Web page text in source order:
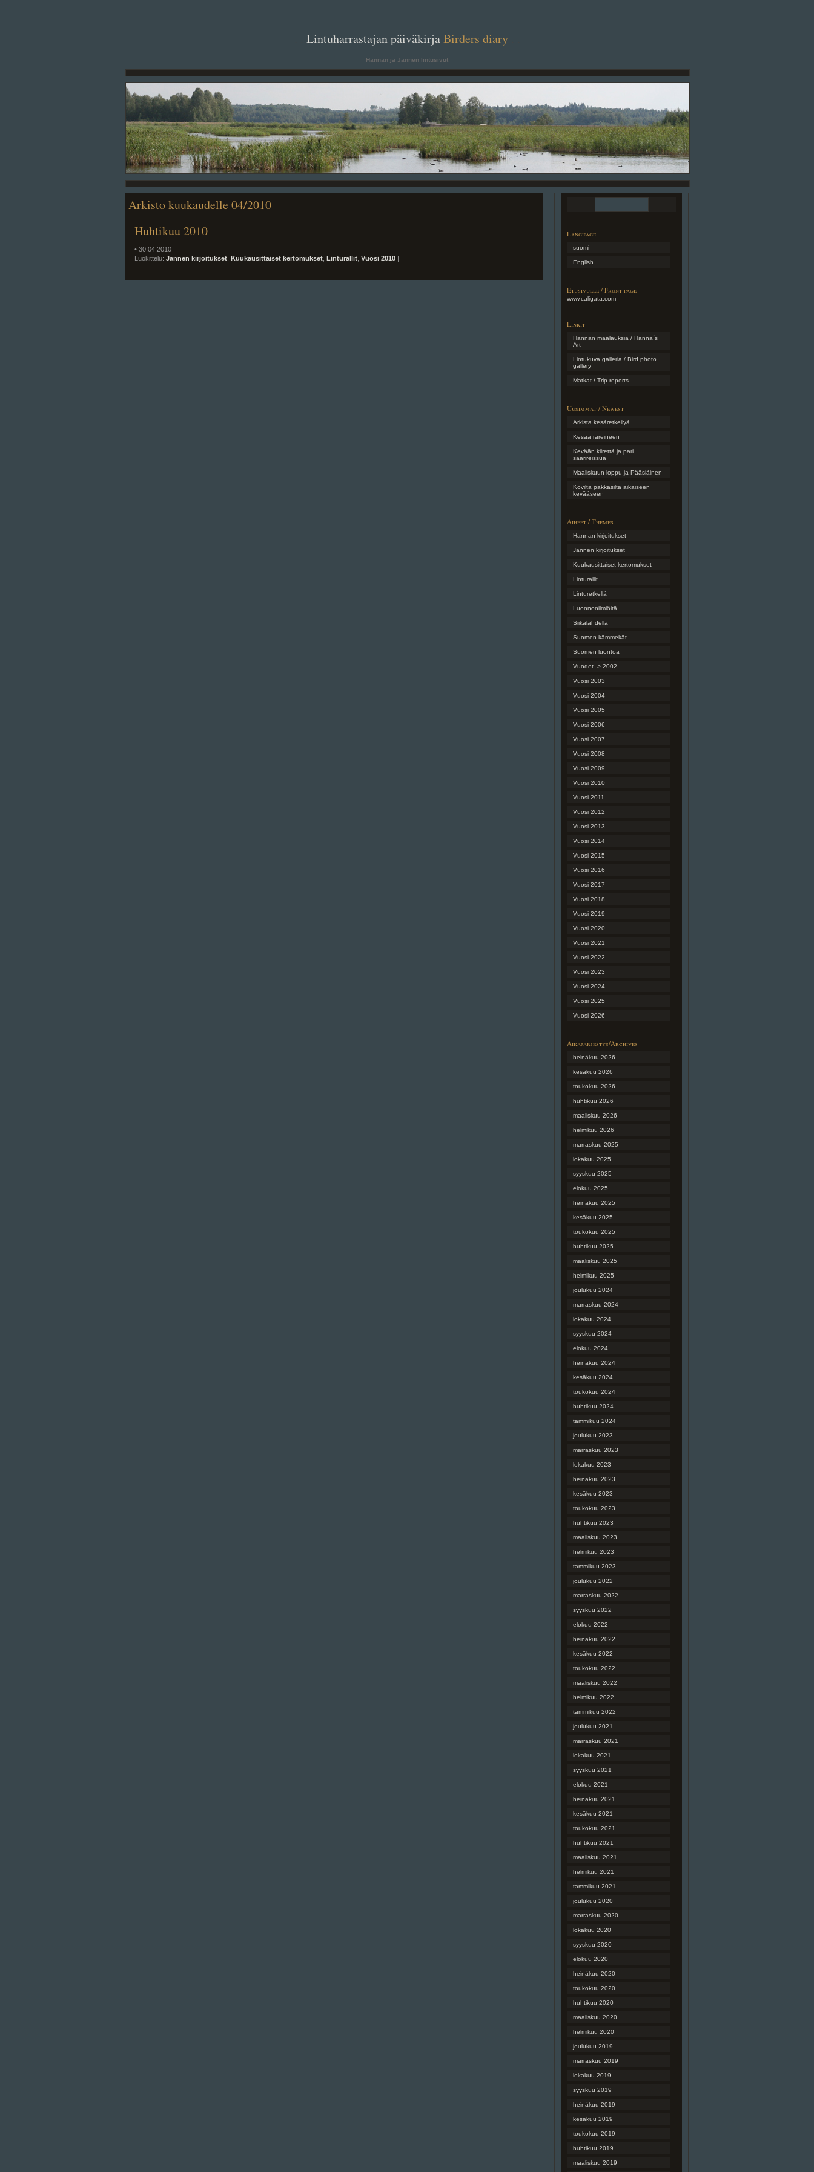
Lintuharrastajan päiväkirjaBirders diary. .
Hannan ja Jannen lintusivut
Arkisto kuukaudelle 04/2010
Huhtikuu 2010
• 30.04.2010
Luokittelu: Jannen kirjoitukset Kuukausittaiset kertomukset Linturallit Vuosi 2010 |
Language
suomi
English
Etusivulle / Front page
www.caligata.com
Linkit
Hannan maalauksia / Hanna´s
Art
Lintukuva galleria / Bird photo
gallery
Matkat / Trip reports
Uusimmat / Newest
Arkista kesäretkeilyä
Kesää rareineen
Kevään kiirettä ja pari
saarireissua
Maaliskuun loppu ja Pääsiäinen
Kovilta pakkasilta aikaiseen
kevääseen
Aiheet / Themes
Hannan kirjoitukset
Jannen kirjoitukset
Kuukausittaiset kertomukset
Linturallit
Linturetkellä
Luonnonilmiöitä
Siikalahdella
Suomen kämmekät
Suomen luontoa
Vuodet -> 2002
Vuosi 2003
Vuosi 2004
Vuosi 2005
Vuosi 2006
Vuosi 2007
Vuosi 2008
Vuosi 2009
Vuosi 2010
Vuosi 2011
Vuosi 2012
Vuosi 2013
Vuosi 2014
Vuosi 2015
Vuosi 2016
Vuosi 2017
Vuosi 2018
Vuosi 2019
Vuosi 2020
Vuosi 2021
Vuosi 2022
Vuosi 2023
Vuosi 2024
Vuosi 2025
Vuosi 2026
Aikajärjestys/Archives
heinäkuu 2026
kesäkuu 2026
toukokuu 2026
huhtikuu 2026
maaliskuu 2026
helmikuu 2026
marraskuu 2025
lokakuu 2025
syyskuu 2025
elokuu 2025
heinäkuu 2025
kesäkuu 2025
toukokuu 2025
huhtikuu 2025
maaliskuu 2025
helmikuu 2025
joulukuu 2024
marraskuu 2024
lokakuu 2024
syyskuu 2024
elokuu 2024
heinäkuu 2024
kesäkuu 2024
toukokuu 2024
huhtikuu 2024
tammikuu 2024
joulukuu 2023
marraskuu 2023
lokakuu 2023
heinäkuu 2023
kesäkuu 2023
toukokuu 2023
huhtikuu 2023
maaliskuu 2023
helmikuu 2023
tammikuu 2023
joulukuu 2022
marraskuu 2022
syyskuu 2022
elokuu 2022
heinäkuu 2022
kesäkuu 2022
toukokuu 2022
maaliskuu 2022
helmikuu 2022
tammikuu 2022
joulukuu 2021
marraskuu 2021
lokakuu 2021
syyskuu 2021
elokuu 2021
heinäkuu 2021
kesäkuu 2021
toukokuu 2021
huhtikuu 2021
maaliskuu 2021
helmikuu 2021
tammikuu 2021
joulukuu 2020
marraskuu 2020
lokakuu 2020
syyskuu 2020
elokuu 2020
heinäkuu 2020
toukokuu 2020
huhtikuu 2020
maaliskuu 2020
helmikuu 2020
joulukuu 2019
marraskuu 2019
lokakuu 2019
syyskuu 2019
heinäkuu 2019
kesäkuu 2019
toukokuu 2019
huhtikuu 2019
maaliskuu 2019